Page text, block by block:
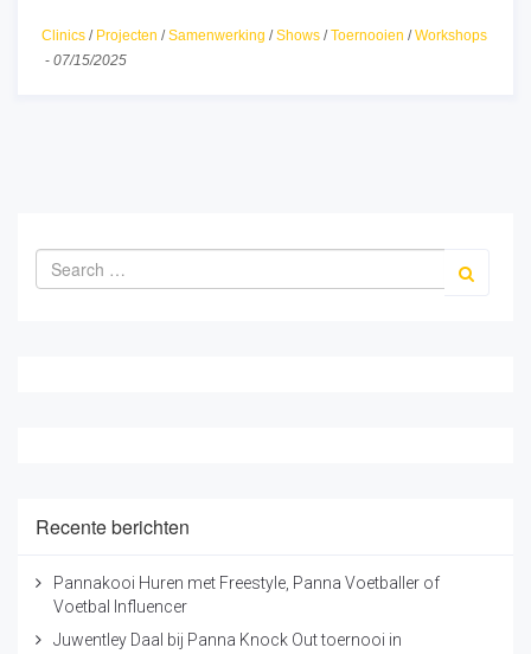
Clinics / Projecten /Samenwerking /Shows /Toernooien /Workshops
- 07/15/2025
Recente berichten
Pannakooi Huren met Freestyle, Panna Voetballer of
Voetbal Influencer
Juwentley Daal bij Panna Knock Out toernooi in